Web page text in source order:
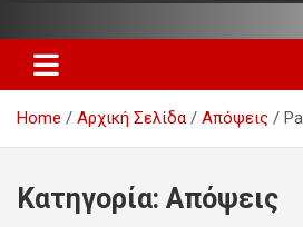
e Εμείς η πόλη μας
Home Αρχική Σελίδα Απόψεις
Κατηγορία: Απόψεις